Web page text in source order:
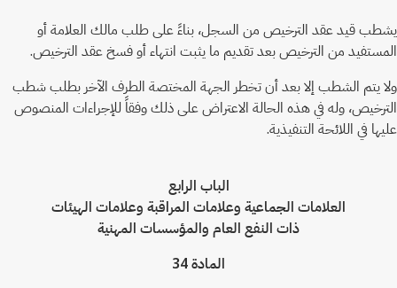
يشطب قيد عقد الترخيص من السجل، بناءً على طلب مالك العلامة أو
المستفيد من الترخيص بعد تقديم ما يثبت انتهاء أو فسخ عقد الترخيص.
ولا يتم الشطب إلا بعد أن تخطر الجهة المختصة الطرف الآخر بطلب شطب
الترخيص، وله في هذه الحالة الاعتراض على ذلك وفقاً للإجراءات المنصوص
عليها في اللائحة التنفيذية.
الباب الرابع
العلامات الجماعية وعلامات المراقبة وعلامات الهيئات
ذات النفع العام والمؤسسات المهنية
المادة 34